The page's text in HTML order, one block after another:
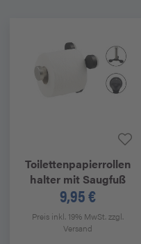
Toilettenpapierrollen
halter mit Saugfuß
9,95 €
Preis inkl. 19% MwSt.zzgl.
Versand